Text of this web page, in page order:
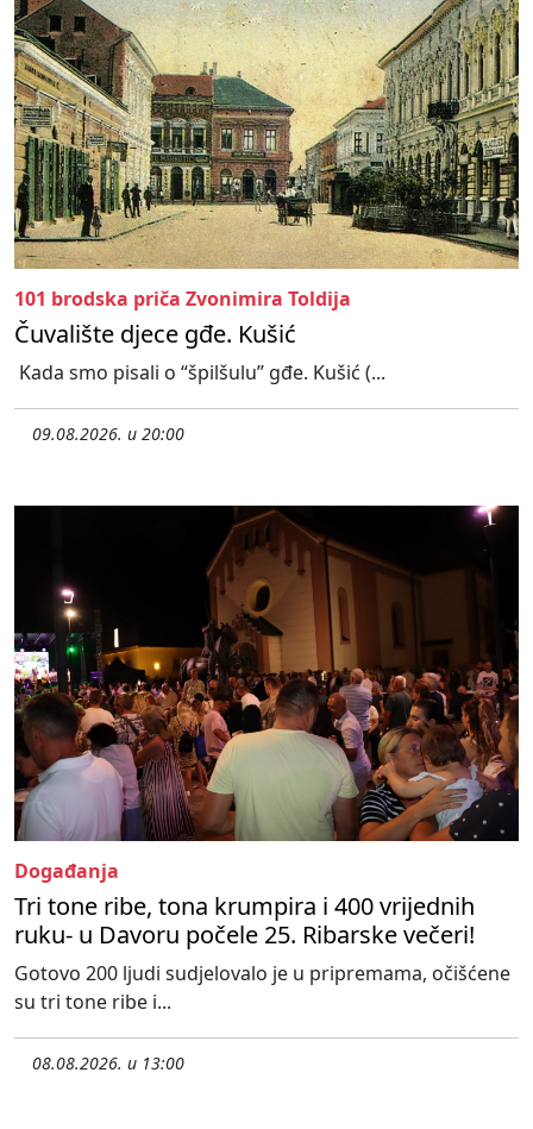
101 brodska priča Zvonimira Toldija
Čuvalište djece gđe. Kušić
Kada smo pisali o “špilšulu” gđe. Kušić (...
09.08.2026. u 20:00
Događanja
Tri tone ribe, tona krumpira i 400 vrijednih
ruku- u Davoru počele 25. Ribarske večeri!
Gotovo 200 ljudi sudjelovalo je u pripremama, očišćene
su tri tone ribe i...
08.08.2026. u 13:00